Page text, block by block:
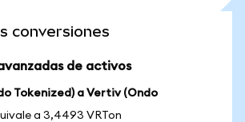
conversiones
de activos
Tokenized) a Vertiv (Ondo
a 3,4493 VRTon